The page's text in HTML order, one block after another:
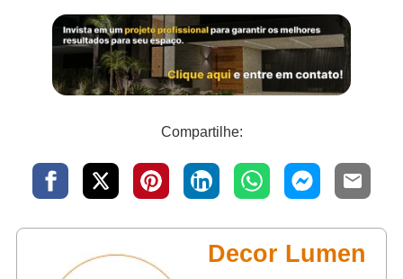
Compartilhe:
Decor Lumen